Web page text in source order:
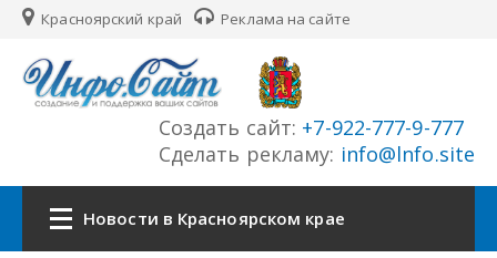
Красноярский край Реклама на сайте
Создать сайт: +7-922-777-9-777
Сделать рекламу: info@lnfo.site
Новости в Красноярском крае